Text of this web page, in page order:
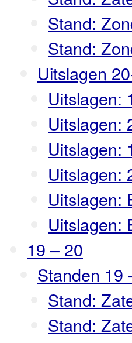
Stand:
Stand:
Uitslagen
Uitslagen:
Uitslagen:
Uitslagen:
Uitslagen:
Uitslagen:
Uitslagen:
19 – 20
Standen 19
Stand:
Stand: